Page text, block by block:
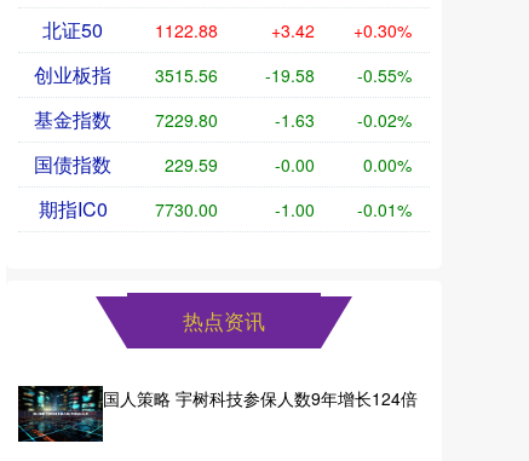
北证50 1122.88 +3.42 +0.30%
创业板指 3515.56 -19.58 -0.55%
基金指数 7229.80 -1.63 -0.02%
国债指数 229.59 -0.00 0.00%
期指IC0 7730.00 -1.00 -0.01%
热点资讯
国人策略 宇树科技参保人数9年增长124倍